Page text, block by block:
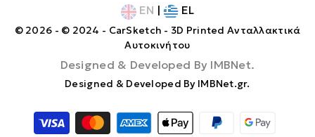
EN | EL
© 2026 - © 2024 - CarSketch - 3D Printed Ανταλλακτικά
Αυτοκινήτου
Designed & Developed By IMBNet.
Designed & Developed By IMBNet.gr.
Τρόποι
Πληρωμής